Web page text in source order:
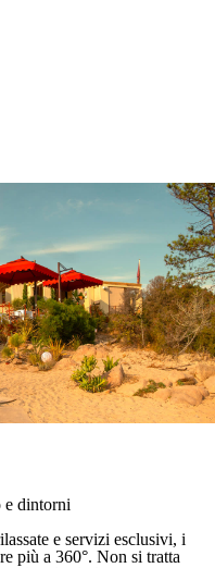
e dintorni
e servizi esclusivi, i
più a 360°. Non si tratta